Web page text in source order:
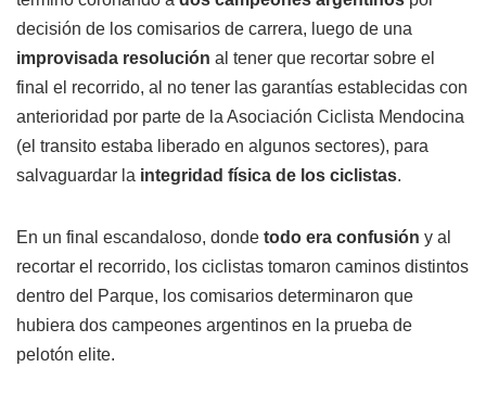
decisión de los comisarios de carrera, luego de una
improvisada resolución al tener que recortar sobre el
final el recorrido, al no tener las garantías establecidas con
anterioridad por parte de la Asociación Ciclista Mendocina
(el transito estaba liberado en algunos sectores), para
salvaguardar la integridad física de los ciclistas.
En un final escandaloso, donde todo era confusión y al
recortar el recorrido, los ciclistas tomaron caminos distintos
dentro del Parque, los comisarios determinaron que
hubiera dos campeones argentinos en la prueba de
pelotón elite.